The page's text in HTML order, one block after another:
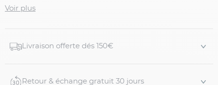
du dressing aux couleurs affirmées, se portera à merveille
R-4XL
- Col châle
Voir plus
Livraison offerte dés 150€
Retour & échange gratuit 30 jours